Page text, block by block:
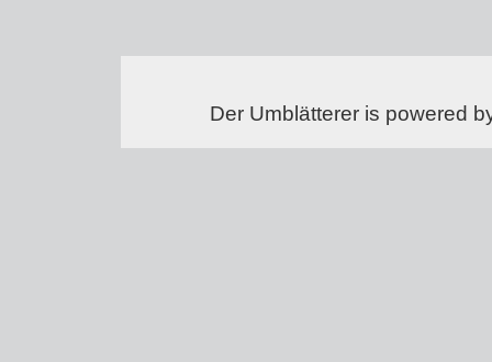
Der Umblätterer is powered